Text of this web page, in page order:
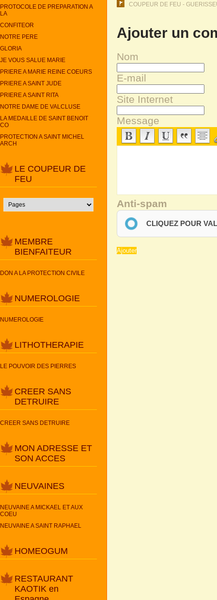
PROTOCOLE DE PREPARATION A
LA
CONFITEOR
NOTRE PERE
GLORIA
JE VOUS SALUE MARIE
PRIERE A MARIE REINE COEURS
PRIERE A SAINT JUDE
PRIERE A SAINT RITA
NOTRE DAME DE VALCLUSE
LA MEDAILLE DE SAINT BENOIT
CO
PROTECTION A SAINT MICHEL
ARCH
LE COUPEUR DE
FEU
MEMBRE
BIENFAITEUR
DON A LA PROTECTION CIVILE
NUMEROLOGIE
NUMEROLOGIE
LITHOTHERAPIE
LE POUVOIR DES PIERRES
CREER SANS
DETRUIRE
CREER SANS DETRUIRE
MON ADRESSE ET
SON ACCES
NEUVAINES
NEUVAINE A MICKAEL ET AUX
COEU
NEUVAINE A SAINT RAPHAEL
HOMEOGUM
RESTAURANT
KAOTIK en
COUPEUR DE FEU -
Ajouter un
Nom
E-mail
Site Internet
Message
Anti-spam
CLIQUEZ POUR